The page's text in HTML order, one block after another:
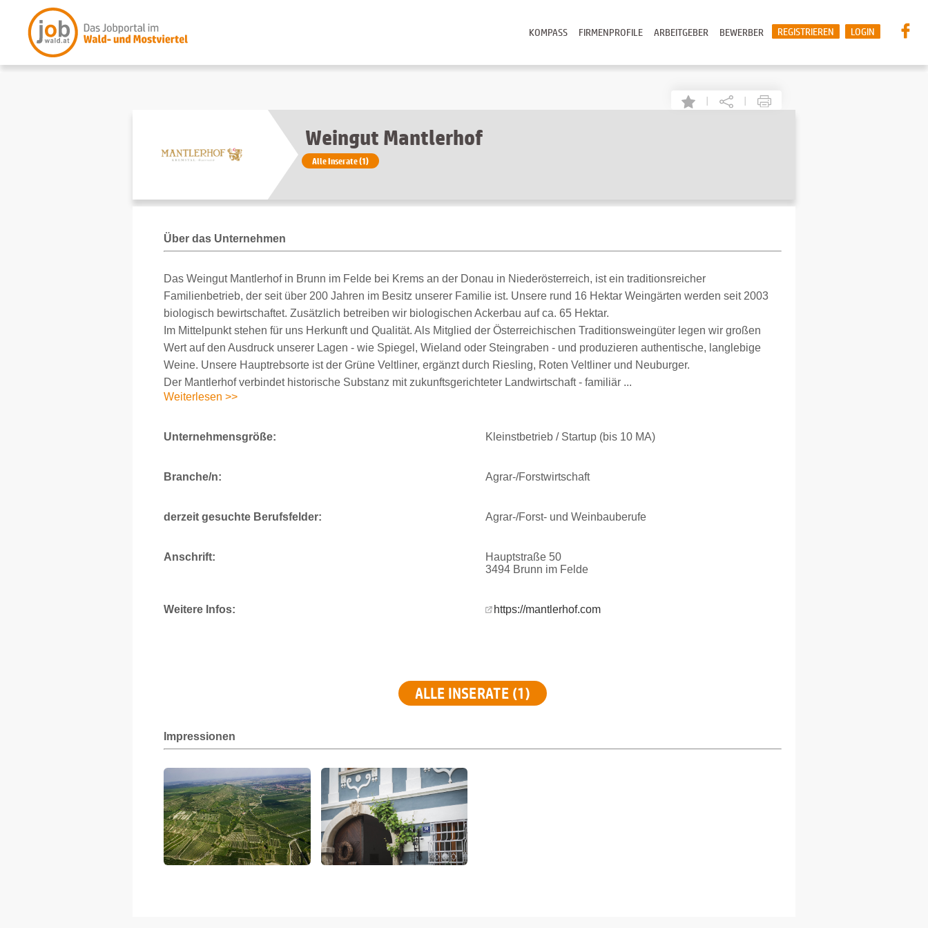
LOGIN
REGISTRIEREN
BEWERBER
ARBEITGEBER
FIRMENPROFILE
KOMPASS
| |
Weingut Mantlerhof
Alle Inserate (1)
Über das Unternehmen
Das Weingut Mantlerhof in Brunn im Felde bei Krems an der Donau in Niederösterreich, ist ein traditionsreicher
Familienbetrieb, der seit über 200 Jahren im Besitz unserer Familie ist. Unsere rund 16 Hektar Weingärten werden seit 2003
biologisch bewirtschaftet. Zusätzlich betreiben wir biologischen Ackerbau auf ca. 65 Hektar.
Im Mittelpunkt stehen für uns Herkunft und Qualität. Als Mitglied der Österreichischen Traditionsweingüter legen wir großen
Wert auf den Ausdruck unserer Lagen - wie Spiegel, Wieland oder Steingraben - und produzieren authentische, langlebige
Weine. Unsere Hauptrebsorte ist der Grüne Veltliner, ergänzt durch Riesling, Roten Veltliner und Neuburger.
Der Mantlerhof verbindet historische Substanz mit zukunftsgerichteter Landwirtschaft - familiär ...
Weiterlesen >>
Unternehmensgröße: Kleinstbetrieb / Startup (bis 10 MA)
Branche/n: Agrar-/Forstwirtschaft
derzeit gesuchte Berufsfelder: Agrar-/Forst- und Weinbauberufe
Anschrift:
Hauptstraße 50
3494 Brunn im Felde
Weitere Infos: https://mantlerhof.com
ALLE INSERATE (1)
Impressionen